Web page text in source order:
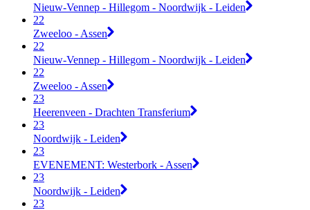
Nieuw-Vennep - Hillegom - Noordwijk - Leiden
22
Zweeloo - Assen
22
Nieuw-Vennep - Hillegom - Noordwijk - Leiden
22
Zweeloo - Assen
23
Heerenveen - Drachten Transferium
23
Noordwijk - Leiden
23
EVENEMENT: Westerbork - Assen
23
Noordwijk - Leiden
23